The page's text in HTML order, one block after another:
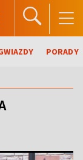
PORADY